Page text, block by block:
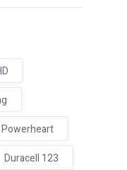
Powerheart
Duracell 123